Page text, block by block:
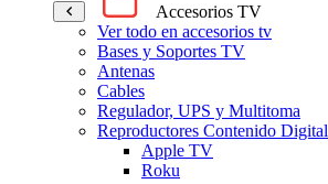
Accesorios TV
Ver todo en accesorios tv
Bases y Soportes TV
Antenas
Cables
Regulador, UPS y Multitoma
Reproductores Contenido Digital
Apple TV
Roku